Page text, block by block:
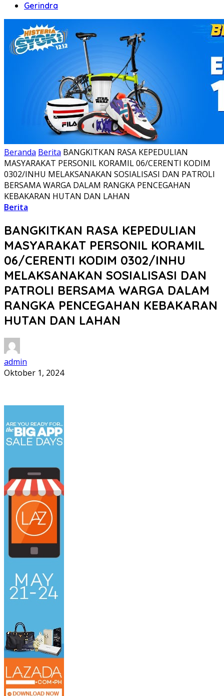
Gerindra
Beranda Berita BANGKITKAN RASA KEPEDULIAN
MASYARAKAT PERSONIL KORAMIL 06/CERENTI KODIM
0302/INHU MELAKSANAKAN SOSIALISASI DAN PATROLI
BERSAMA WARGA DALAM RANGKA PENCEGAHAN
KEBAKARAN HUTAN DAN LAHAN
Berita
BANGKITKAN RASA KEPEDULIAN
MASYARAKAT PERSONIL KORAMIL
06/CERENTI KODIM 0302/INHU
MELAKSANAKAN SOSIALISASI DAN
PATROLI BERSAMA WARGA DALAM
RANGKA PENCEGAHAN KEBAKARAN
HUTAN DAN LAHAN
admin
Oktober 1, 2024